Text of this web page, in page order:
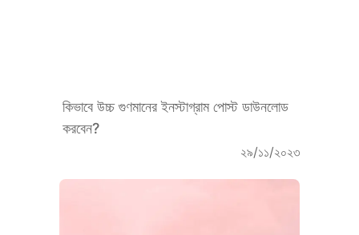
কিভাবে উচ্চ গুণমানের ইনস্টাগ্রাম পোস্ট ডাউনলোড
করবেন?
২৯/১১/২০২৩